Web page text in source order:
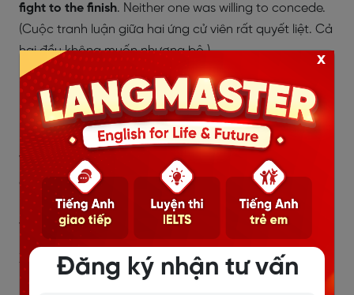
fight to the finish. Neither one was willing to concede.
(Cuộc tranh luận giữa hai ứng cử viên rất quyết liệt. Cả
hai đều không muốn nhượng bộ.)
Put the finishing touches to:
Trau chuốt, hoàn
thành những chi tiết cuối cùng để việc gì đó hoàn
thành một cách hoàn hảo.
Ví dụ: The chef is putting the finishing touches to
dessert before serving it to the guests. (Đầu bếp đang
hoàn thiện những công đoạn cuối cùng trước khi phục
vụ món tráng miệng cho thực khách.)
Xem thêm:Đăng ký nhận tư vấn
x